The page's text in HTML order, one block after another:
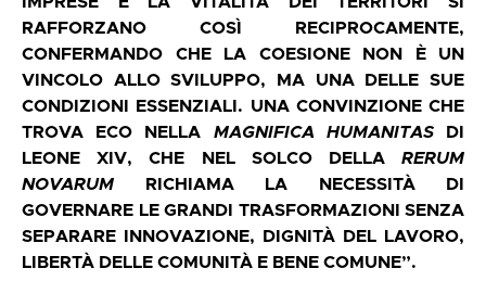
RAFFORZANO COSÌ RECIPROCAMENTE,
CONFERMANDO CHE LA COESIONE NON È UN
VINCOLO ALLO SVILUPPO, MA UNA DELLE SUE
CONDIZIONI ESSENZIALI. UNA CONVINZIONE CHE
TROVA ECO NELLA MAGNIFICA HUMANITASDI
LEONE XIV, CHE NEL SOLCO DELLA RERUM
NOVARUM RICHIAMA LA NECESSITÀ DI
GOVERNARE LE GRANDI TRASFORMAZIONI SENZA
SEPARARE INNOVAZIONE, DIGNITÀ DEL LAVORO,
LIBERTÀ DELLE COMUNITÀ E BENE COMUNE”.